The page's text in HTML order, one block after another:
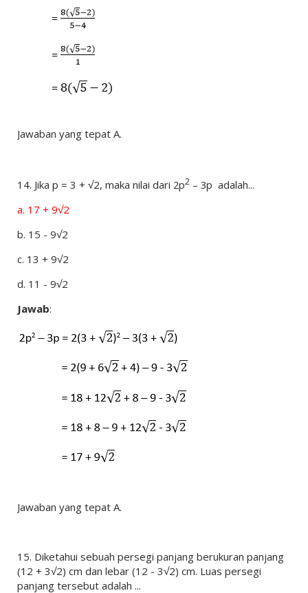
Jawaban yang tepat A.
14. Jika p = 3 + √2, maka nilai dari 2p2– 3p adalah...
a. 17 + 9√2
b. 15 - 9√2
c. 13 + 9√2
d. 11 - 9√2
Jawab:
Jawaban yang tepat A.
15. Diketahui sebuah persegi panjang berukuran panjang
(12 + 3√2) cm dan lebar (12 - 3√2) cm. Luas persegi
panjang tersebut adalah ...